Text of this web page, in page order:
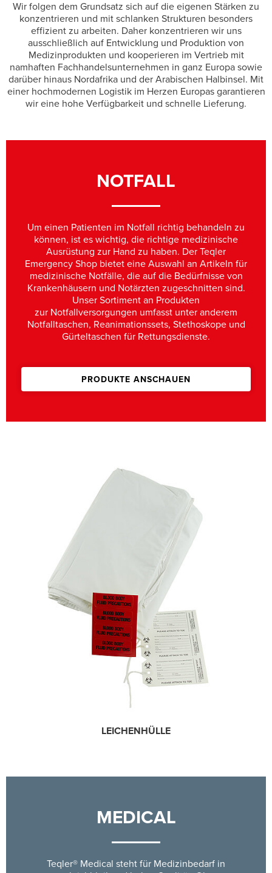
Wir folgen dem Grundsatz sich auf die eigenen Stärken zu
konzentrieren und mit schlanken Strukturen besonders
effizient zu arbeiten. Daher konzentrieren wir uns
ausschließlich auf Entwicklung und Produktion von
Medizinprodukten und kooperieren im Vertrieb mit
namhaften Fachhandelsunternehmen in ganz Europa sowie
darüber hinaus Nordafrika und der Arabischen Halbinsel. Mit
einer hochmodernen Logistik im Herzen Europas garantieren
wir eine hohe Verfügbarkeit und schnelle Lieferung.
NOTFALL
Um einen Patienten im Notfall richtig behandeln zu
können, ist es wichtig, die richtige medizinische
Ausrüstung zur Hand zu haben. Der Teqler
Emergency Shop bietet eine Auswahl an Artikeln für
medizinische Notfälle, die auf die Bedürfnisse von
Krankenhäusern und Notärzten zugeschnitten sind.
Unser Sortiment an Produkten
zur Notfallversorgungen umfasst unter anderem
Notfalltaschen, Reanimationssets, Stethoskope und
Gürteltaschen für Rettungsdienste.
PRODUKTE ANSCHAUEN
LEICHENHÜLLE
MEDICAL
Teqler® Medical steht für Medizinbedarf in